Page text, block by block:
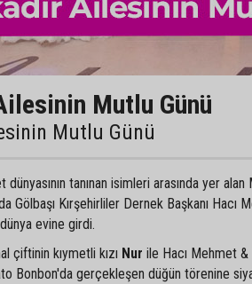
Mutlu Günü
Mutlu Günü
dünyasının tanınan isimleri arasında yer
Gölbaşı Kırşehirliler Dernek Başkanı
evine girdi.
çiftinin kıymetli kızı Nur ile Hacı Mehmet
Bonbon'da gerçekleşen düğün törenine